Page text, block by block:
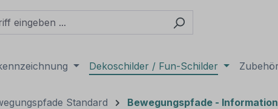
Dekoschilder / Fun-Schilder Zubehör
Standard Bewegungspfade -